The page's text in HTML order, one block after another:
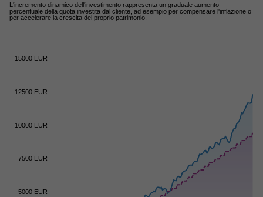
L'incremento dinamico dell'investimento rappresenta un graduale aumento
percentuale della quota investita dal cliente, ad esempio per compensare l'inflazione o
per accelerare la crescita del proprio patrimonio.
10000 EUR
5000 EUR
7500 EUR
12500 EUR
15000 EUR